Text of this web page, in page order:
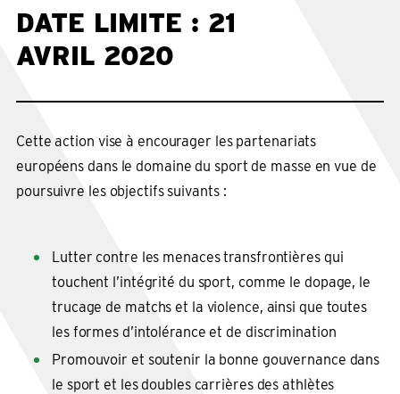
DATE LIMITE : 21
AVRIL 2020
Cette action vise à encourager les partenariats
européens dans le domaine du sport de masse en vue de
poursuivre les objectifs suivants :
Lutter contre les menaces transfrontières qui
touchent l’intégrité du sport, comme le dopage, le
trucage de matchs et la violence, ainsi que toutes
les formes d’intolérance et de discrimination
Promouvoir et soutenir la bonne gouvernance dans
le sport et les doubles carrières des athlètes